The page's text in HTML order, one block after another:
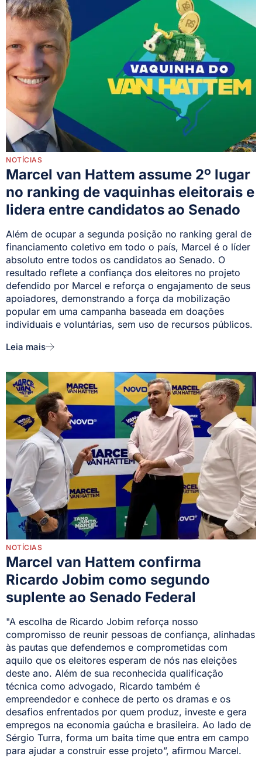
NOTÍCIAS
Marcel van Hattem assume 2º lugar
no ranking de vaquinhas eleitorais e
lidera entre candidatos ao Senado
Além de ocupar a segunda posição no ranking geral de
financiamento coletivo em todo o país, Marcel é o líder
absoluto entre todos os candidatos ao Senado. O
resultado reflete a confiança dos eleitores no projeto
defendido por Marcel e reforça o engajamento de seus
apoiadores, demonstrando a força da mobilização
popular em uma campanha baseada em doações
individuais e voluntárias, sem uso de recursos públicos.
Leia mais
NOTÍCIAS
Marcel van Hattem confirma
Ricardo Jobim como segundo
suplente ao Senado Federal
"A escolha de Ricardo Jobim reforça nosso
compromisso de reunir pessoas de confiança, alinhadas
às pautas que defendemos e comprometidas com
aquilo que os eleitores esperam de nós nas eleições
deste ano. Além de sua reconhecida qualificação
técnica como advogado, Ricardo também é
empreendedor e conhece de perto os dramas e os
desafios enfrentados por quem produz, investe e gera
empregos na economia gaúcha e brasileira. Ao lado de
Sérgio Turra, forma um baita time que entra em campo
para ajudar a construir esse projeto”, afirmou Marcel.